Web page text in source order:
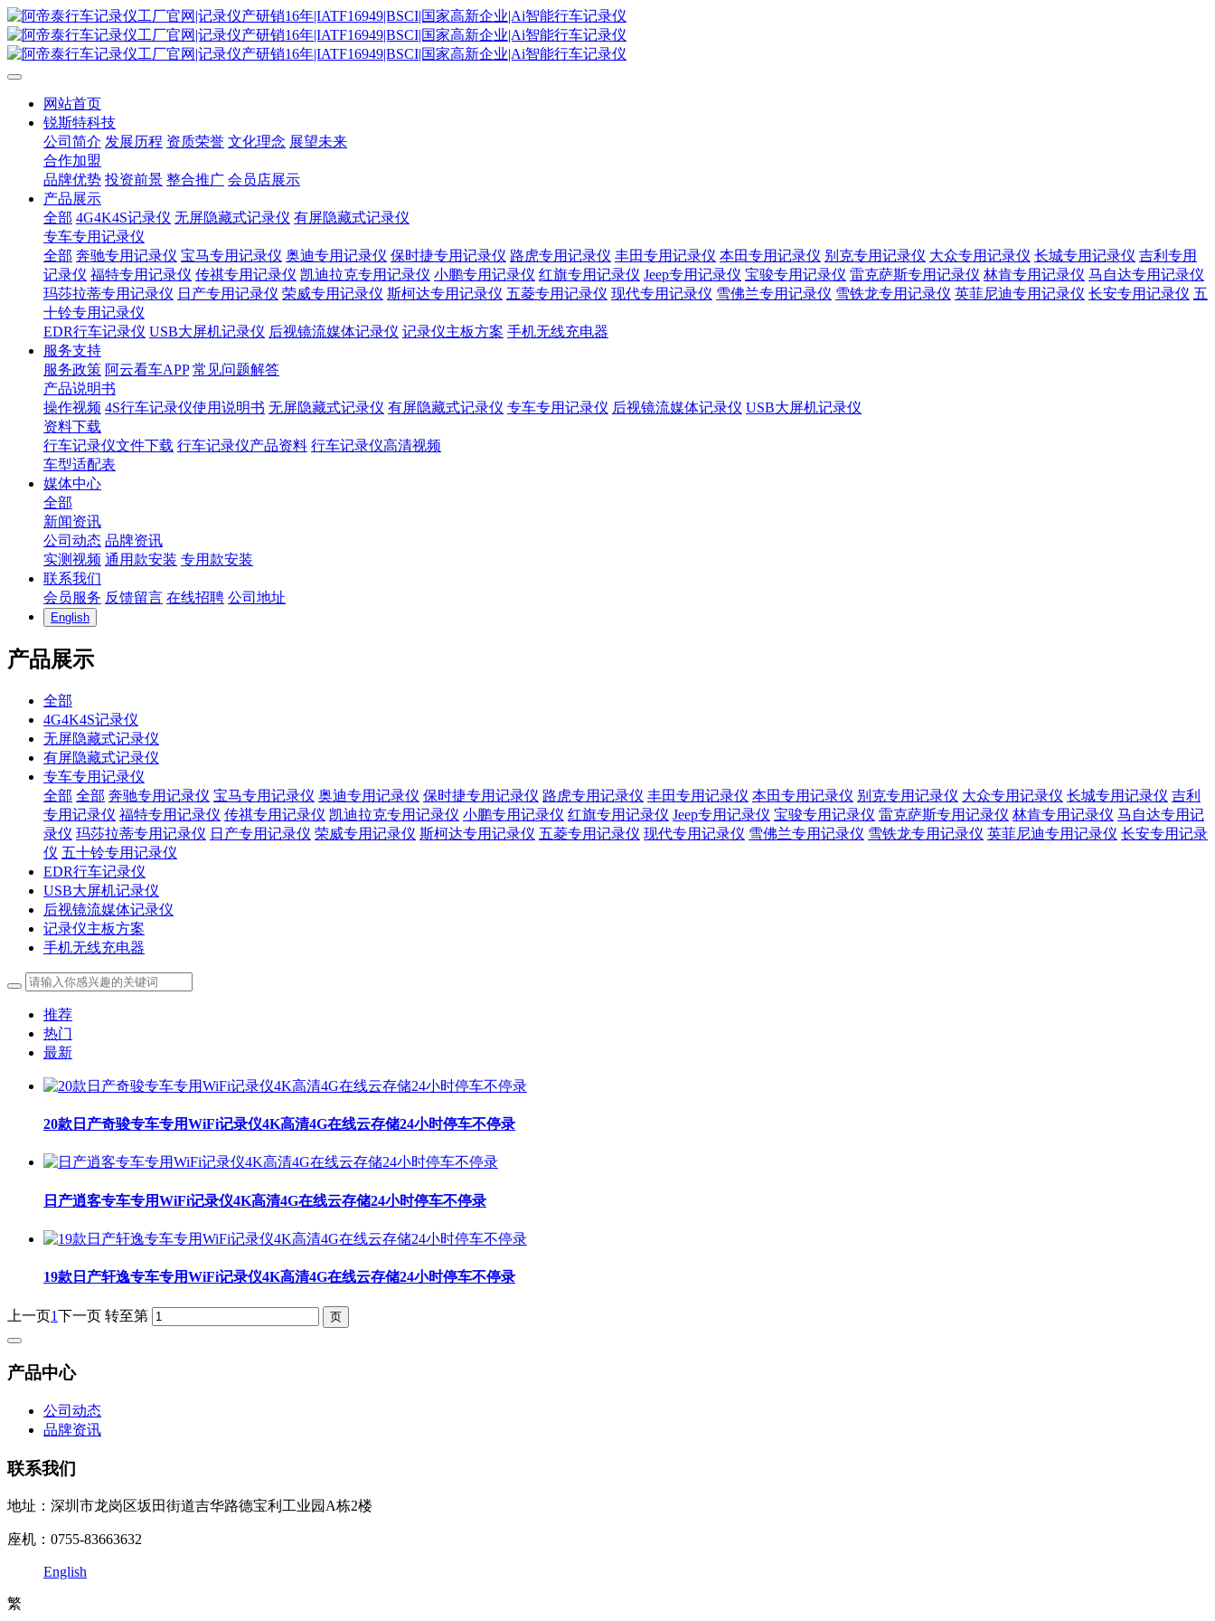
网站首页
锐斯特科技
公司简介 发展历程 资质荣誉 文化理念 展望未来
合作加盟
品牌优势 投资前景 整合推广 会员店展示
产品展示
全部 4G4K4S记录仪 无屏隐藏式记录仪 有屏隐藏式记录仪
专车专用记录仪
全部 奔驰专用记录仪 宝马专用记录仪 奥迪专用记录仪 保时捷专用记录仪 路虎专用记录仪 丰田专用记录仪 本田专用记录仪 别克专用记录仪 大众专用记录仪 长城专用记录仪 吉利专用
记录仪 福特专用记录仪 传祺专用记录仪 凯迪拉克专用记录仪 小鹏专用记录仪 红旗专用记录仪 Jeep专用记录仪 宝骏专用记录仪 雷克萨斯专用记录仪 林肯专用记录仪 马自达专用记录仪
玛莎拉蒂专用记录仪 日产专用记录仪 荣威专用记录仪 斯柯达专用记录仪 五菱专用记录仪 现代专用记录仪 雪佛兰专用记录仪 雪铁龙专用记录仪 英菲尼迪专用记录仪 长安专用记录仪 五
十铃专用记录仪
EDR行车记录仪 USB大屏机记录仪 后视镜流媒体记录仪 记录仪主板方案 手机无线充电器
服务支持
服务政策 阿云看车APP 常见问题解答
产品说明书
操作视频 4S行车记录仪使用说明书 无屏隐藏式记录仪 有屏隐藏式记录仪 专车专用记录仪 后视镜流媒体记录仪 USB大屏机记录仪
资料下载
行车记录仪文件下载 行车记录仪产品资料 行车记录仪高清视频
车型适配表
媒体中心
全部
新闻资讯
公司动态 品牌资讯
实测视频 通用款安装 专用款安装
联系我们
会员服务 反馈留言 在线招聘 公司地址
English
产品展示
全部
4G4K4S记录仪
无屏隐藏式记录仪
有屏隐藏式记录仪
专车专用记录仪
全部 全部 奔驰专用记录仪 宝马专用记录仪 奥迪专用记录仪 保时捷专用记录仪 路虎专用记录仪 丰田专用记录仪 本田专用记录仪 别克专用记录仪 大众专用记录仪 长城专用记录仪 吉利
专用记录仪 福特专用记录仪 传祺专用记录仪 凯迪拉克专用记录仪 小鹏专用记录仪 红旗专用记录仪 Jeep专用记录仪 宝骏专用记录仪 雷克萨斯专用记录仪 林肯专用记录仪 马自达专用记
录仪 玛莎拉蒂专用记录仪 日产专用记录仪 荣威专用记录仪 斯柯达专用记录仪 五菱专用记录仪 现代专用记录仪 雪佛兰专用记录仪 雪铁龙专用记录仪 英菲尼迪专用记录仪 长安专用记录
仪 五十铃专用记录仪
EDR行车记录仪
USB大屏机记录仪
后视镜流媒体记录仪
记录仪主板方案
手机无线充电器
推荐
热门
最新
20款日产奇骏专车专用WiFi记录仪4K高清4G在线云存储24小时停车不停录
日产逍客专车专用WiFi记录仪4K高清4G在线云存储24小时停车不停录
19款日产轩逸专车专用WiFi记录仪4K高清4G在线云存储24小时停车不停录
上一页1下一页 转至第
产品中心
公司动态
品牌资讯
联系我们
地址：深圳市龙岗区坂田街道吉华路德宝利工业园A栋2楼
座机：0755-83663632
English
繁